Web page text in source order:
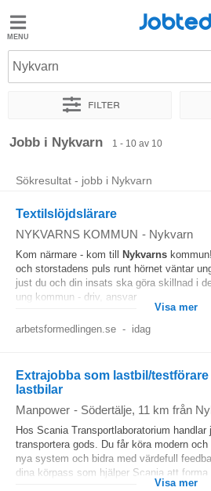
Jobted
Jobb
Nykvarn
Filter
Sortera efter Exakt plats
Jobb i Nykvarn 1 - 10 av 10
Sökresultat - jobb i Nykvarn
Textilslöjdslärare
NYKVARNS KOMMUN - Nykvarn
Kom närmare - kom till Nykvarns
och storstadens puls runt hörnet väntar
just du och din insats ska göra skillnad i
ung kommun - driv, ansvar...
Visa mer
arbetsformedlingen.se - idag
Extrajobba som lastbil/
lastbilar
Manpower - Södertälje, 11 km från
Hos Scania Transportlaboratorium
transportera gods. Du får köra modern
nya system och bidra med värdefull
dina körpass som hjälper Scania att forma...
Visa mer